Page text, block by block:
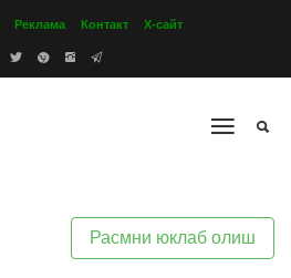
Реклама Контакт Х-сайт
Расмни юклаб олиш